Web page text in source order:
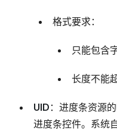
格式要求：
只能包含
长度不能
UID ：进度条资源
进度条控件。系统